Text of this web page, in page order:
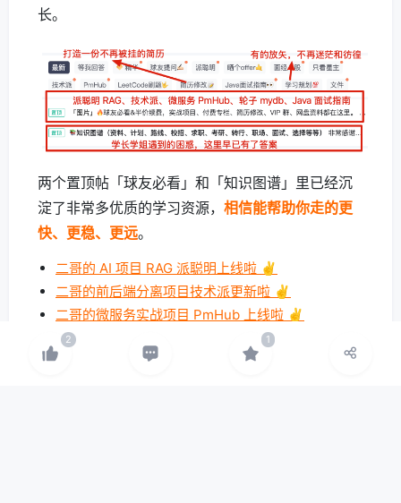
长。
两个置顶帖「球友必看」和「知识图谱」里已经沉
淀了非常多优质的学习资源， 相信能帮助你走的更
快、更稳、更远。
二哥的 AI 项目 RAG 派聪明上线啦 ✌️
二哥的前后端分离项目技术派更新啦 ✌️
二哥的微服务实战项目 PmHub 上线啦 ✌️
欢迎点击左下角 阅读原文
了解二哥的编程星球，这